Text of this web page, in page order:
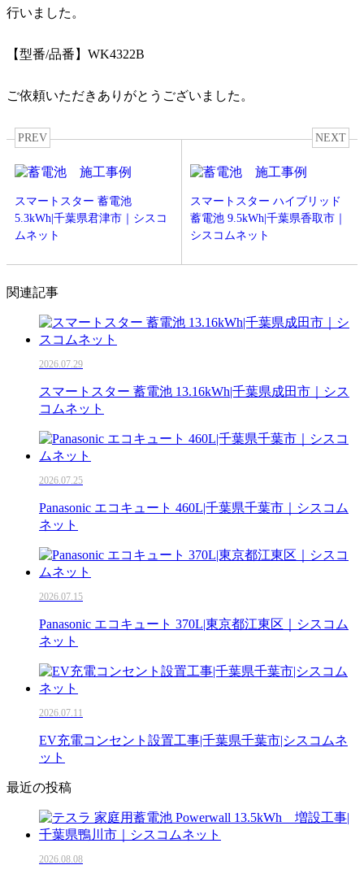
行いました。
【型番/品番】WK4322B
ご依頼いただきありがとうございました。
PREV
スマートスター 蓄電池
5.3kWh|千葉県君津市｜シスコ
ムネット
NEXT
スマートスター ハイブリッド
蓄電池 9.5kWh|千葉県香取市｜
シスコムネット
関連記事
2026.07.29
スマートスター 蓄電池 13.16kWh|千葉県成田市｜シス
コムネット
2026.07.25
Panasonic エコキュート 460L|千葉県千葉市｜シスコム
ネット
2026.07.15
Panasonic エコキュート 370L|東京都江東区｜シスコム
ネット
2026.07.11
EV充電コンセント設置工事|千葉県千葉市|シスコムネ
ット
最近の投稿
2026.08.08